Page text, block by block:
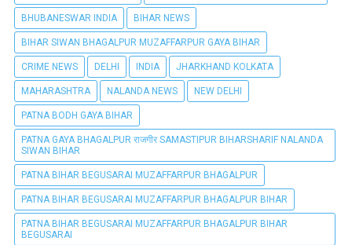
BHUBANESWAR INDIA BIHAR NEWS
BIHAR SIWAN BHAGALPUR MUZAFFARPUR GAYA BIHAR
CRIME NEWS DELHI INDIA JHARKHAND KOLKATA
MAHARASHTRA NALANDA NEWS NEW DELHI
PATNA BODH GAYA BIHAR
PATNA GAYA BHAGALPUR राजगीर SAMASTIPUR BIHARSHARIF NALANDA
SIWAN BIHAR
PATNA BIHAR BEGUSARAI MUZAFFARPUR BHAGALPUR
PATNA BIHAR BEGUSARAI MUZAFFARPUR BHAGALPUR BIHAR
PATNA BIHAR BEGUSARAI MUZAFFARPUR BHAGALPUR BIHAR
BEGUSARAI